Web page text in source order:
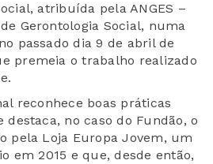
atribuída pela ANGES –
Gerontologia Social, numa
passado dia 9 de abril de
premeia o trabalho realizado
reconhece boas práticas
destaca, no caso do Fundão, o
pela Loja Europa Jovem, um
em 2015 e que, desde então,